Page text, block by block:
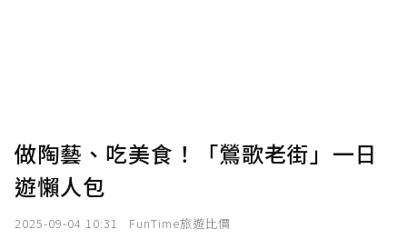
做陶藝、吃美食！「鶯歌老街」一日
遊懶人包
2025-09-04 10:31 FunTime旅遊比價